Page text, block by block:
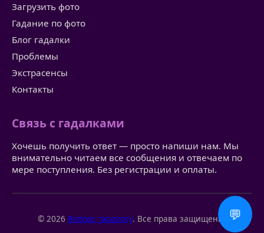
Загрузить фото
Гадание по фото
Блог гадалки
Проблемы
Экстрасенсы
Контакты
Связь с гадалками
Хочешь получить ответ — просто напиши нам. Мы
внимательно читаем все сообщения и отвечаем по
мере поступления. Без регистрации и оплаты.
© 2026 Вопрос тарологу. Все права защищены. 💬